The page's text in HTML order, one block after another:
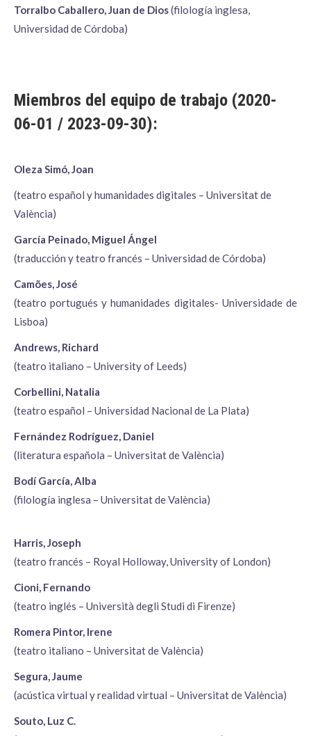
Torralbo Caballero, Juan de Dios(filología inglesa,
Universidad de Córdoba)
Miembros del equipo de trabajo (2020-
06-01 / 2023-09-30):
Oleza Simó, Joan
(teatro español y humanidades digitales – Universitat de
València)
García Peinado, Miguel Ángel
(traducción y teatro francés – Universidad de Córdoba)
Camões, José
(teatro portugués y humanidades digitales- Universidade de
Lisboa)
Andrews, Richard
(teatro italiano – University of Leeds)
Corbellini, Natalia
(teatro español – Universidad Nacional de La Plata)
Fernández Rodríguez, Daniel
(literatura española – Universitat de València)
Bodí García, Alba
(filología inglesa – Universitat de València)
Harris, Joseph
(teatro francés – Royal Holloway, University of London)
Cioni, Fernando
(teatro inglés – Università degli Studi di Firenze)
Romera Pintor, Irene
(teatro italiano – Universitat de València)
Segura, Jaume
(acústica virtual y realidad virtual – Universitat de València)
Souto, Luz C.